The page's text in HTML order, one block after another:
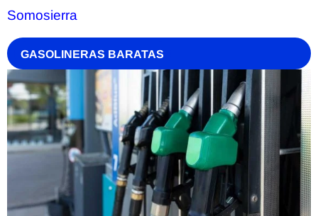
Somosierra
GASOLINERAS BARATAS